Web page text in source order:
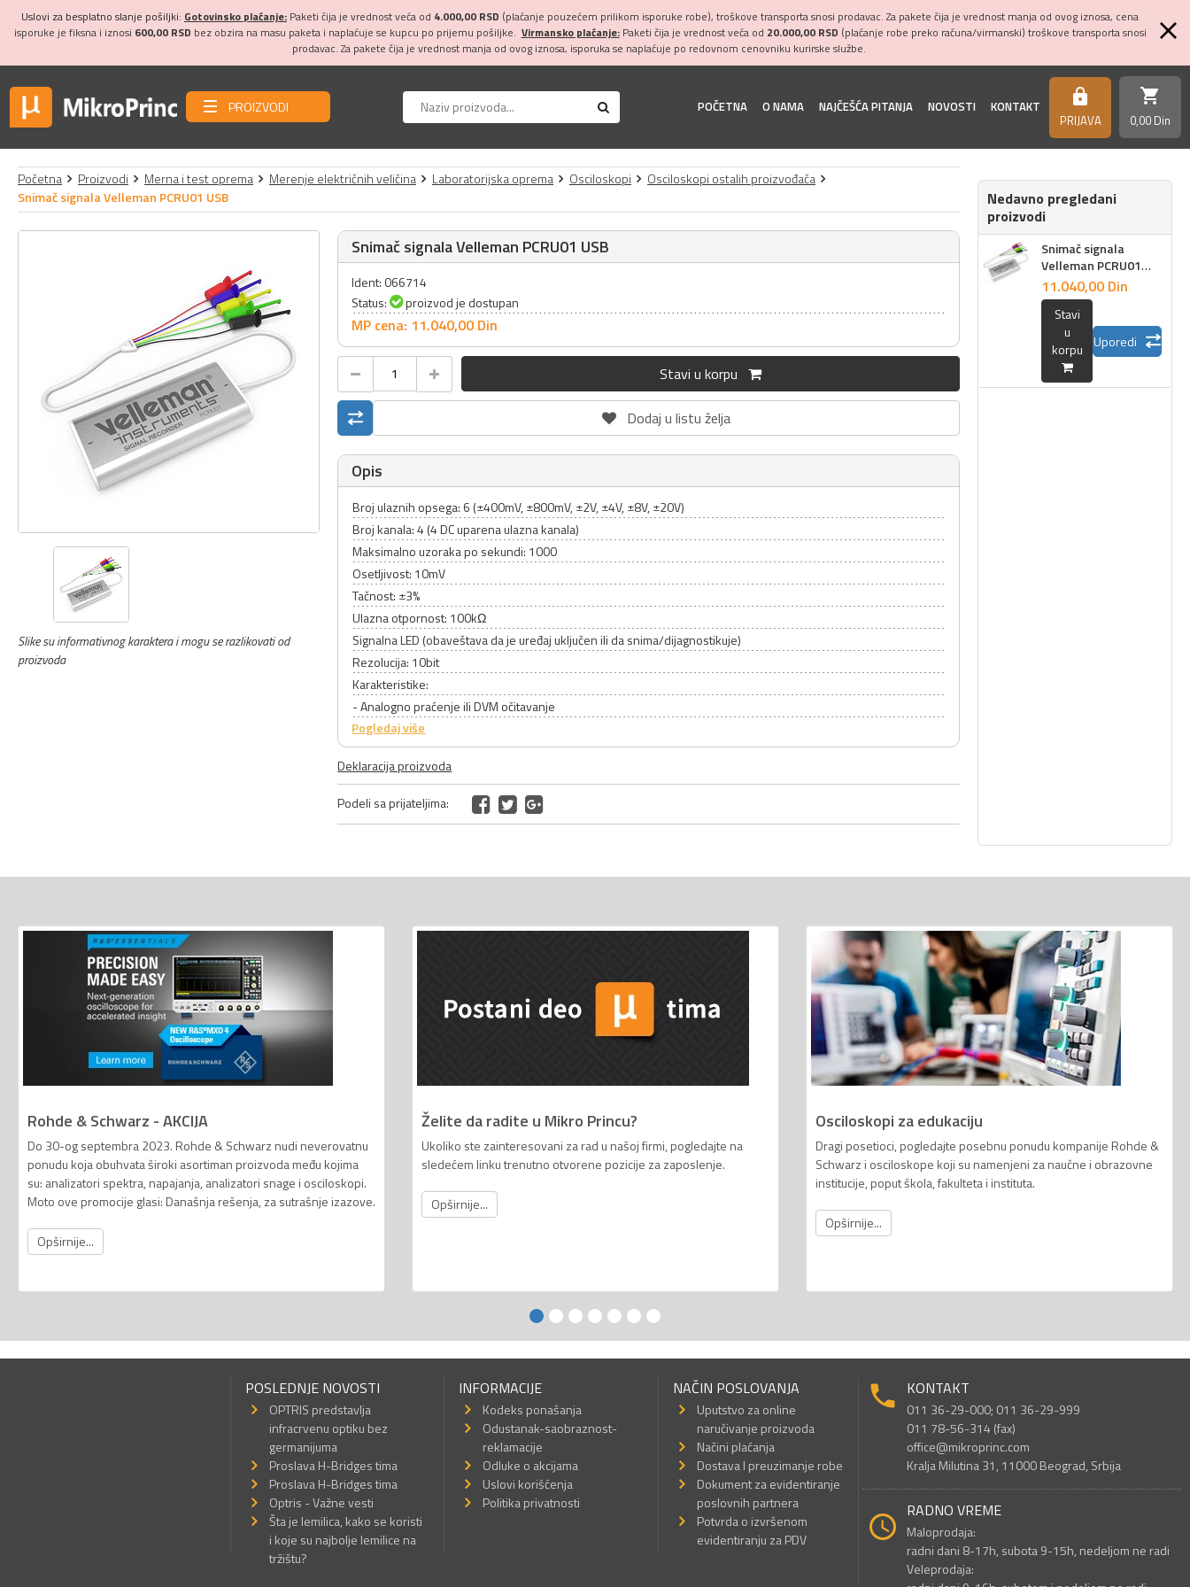
Uslovi za besplatno slanje pošiljki: Gotovinsko plaćanje: Paketi čija je vrednost veća od 4.000,00 RSD (plaćanje pouzećem prilikom isporuke robe), troškove transporta snosi prodavac. Za pakete čija je vrednost manja od ovog iznosa, cena
isporuke je fiksna i iznosi 600,00 RSD bez obzira na masu paketa i naplaćuje se kupcu po prijemu pošiljke. Virmansko plaćanje:Paketi čija je vrednost veća od 20.000,00 RSD (plaćanje robe preko računa/virmanski) troškove transporta snosi
prodavac. Za pakete čija je vrednost manja od ovog iznosa, isporuka se naplaćuje po redovnom cenovniku kurirske službe.
PROIZVODI POČETNA O NAMA NAJČEŠĆA PITANJA NOVOSTI KONTAKT https
PRIJAVA
shopping_cart
0,00 Din
Početna Proizvodi Merna i test oprema Merenje električnih veličina Laboratorijska oprema Osciloskopi
Osciloskopi ostalih proizvođača
Snimač signala Velleman PCRU01 USB
Slike su informativnog karaktera i mogu se razlikovati od
proizvoda
Snimač signala Velleman PCRU01 USB
Ident: 066714
Status:
proizvod je dostupan
MP cena: 11.040,00 Din
Stavi u korpu
Dodaj u listu želja
Opis
Broj ulaznih opsega: 6 (±400mV, ±800mV, ±2V, ±4V, ±8V, ±20V)
Broj kanala: 4 (4 DC uparena ulazna kanala)
Maksimalno uzoraka po sekundi: 1000
Osetljivost: 10mV
Tačnost: ±3%
Ulazna otpornost: 100kΩ
Signalna LED (obaveštava da je uređaj uključen ili da snima/dijagnostikuje)
Rezolucija: 10bit
Karakteristike:
- Analogno praćenje ili DVM očitavanje
Pogledaj više
Deklaracija proizvoda
Podeli sa prijateljima:
Nedavno pregledani
proizvodi
Snimač signala
Velleman PCRU01
USB
11.040,00 Din
Stavi
u
korpu
Uporedi
Rohde & Schwarz - AKCIJA
Do 30-og septembra 2023. Rohde & Schwarz nudi neverovatnu
ponudu koja obuhvata široki asortiman proizvoda među kojima
su: analizatori spektra, napajanja, analizatori snage i osciloskopi.
Moto ove promocije glasi: Današnja rešenja, za sutrašnje izazove.
Opširnije...
Želite da radite u Mikro Princu?
Ukoliko ste zainteresovani za rad u našoj firmi, pogledajte na
sledećem linku trenutno otvorene pozicije za zaposlenje.
Opširnije...
Osciloskopi za edukaciju
Dragi posetioci, pogledajte posebnu ponudu kompanije Rohde &
Schwarz i osciloskope koji su namenjeni za naučne i obrazovne
institucije, poput škola, fakulteta i instituta.
Opširnije...
POSLEDNJE NOVOSTI
OPTRIS predstavlja
infracrvenu optiku bez
germanijuma
Proslava H-Bridges tima
Proslava H-Bridges tima
Optris - Važne vesti
Šta je lemilica, kako se koristi
i koje su najbolje lemilice na
tržištu?
INFORMACIJE
Kodeks ponašanja
Odustanak-saobraznost-
reklamacije
Odluke o akcijama
Uslovi korišćenja
Politika privatnosti
NAČIN POSLOVANJA
Uputstvo za online
naručivanje proizvoda
Načini plaćanja
Dostava I preuzimanje robe
Dokument za evidentiranje
poslovnih partnera
Potvrda o izvršenom
evidentiranju za PDV
KONTAKT
011 36-29-000; 011 36-29-999
011 78-56-314 (fax)
office@mikroprinc.com
Kralja Milutina 31, 11000 Beograd, Srbija
RADNO VREME
Maloprodaja:
radni dani 8-17h, subota 9-15h, nedeljom ne radi
Veleprodaja: